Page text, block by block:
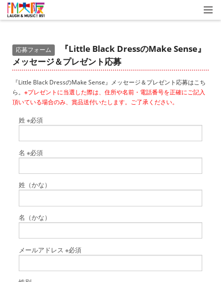
応募フォーム
『Little Black DressのMake Sense』
メッセージ＆プレゼント応募
『Little Black DressのMake Sense』メッセージ＆プレゼント応募はこち
ら。 ※プレゼントに当選した際は、住所や名前・電話番号を正確にご記入
頂いている場合のみ、賞品送付いたします。ご了承ください。
姓※必須
名※必須
姓（かな）
名（かな）
メールアドレス※必須